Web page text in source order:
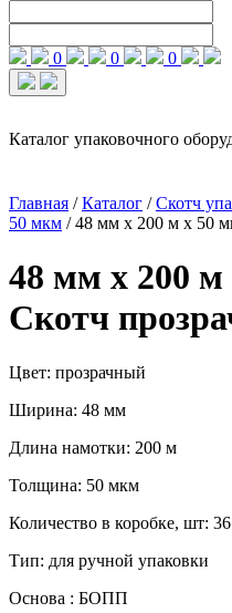
0 0 0
Каталог упаковочного
Главная / Каталог / Скотч
50 мкм / 48 мм x 200 м x 50
48 мм x 200
Скотч
Цвет: прозрачный
Ширина: 48 мм
Длина намотки: 200 м
Толщина: 50 мкм
Количество в коробке, шт: 36
Тип: для ручной упаковки
Основа : БОПП